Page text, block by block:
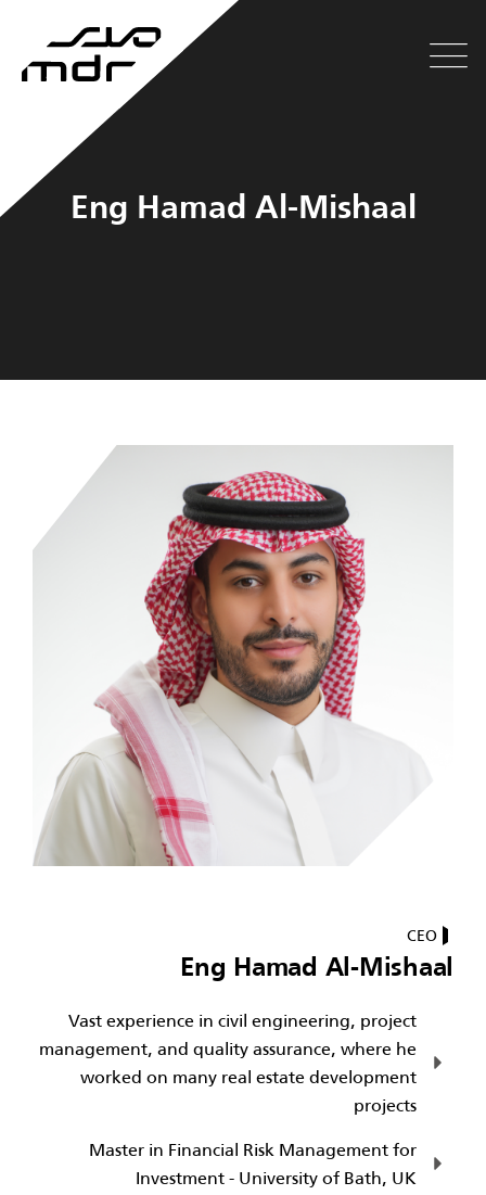
Eng Hamad Al-Mishaal
CEO
Eng Hamad Al-Mishaal
Vast experience in civil engineering, project
management, and quality assurance, where he
worked on many real estate development
projects
Master in Financial Risk Management for
Investment - University of Bath, UK